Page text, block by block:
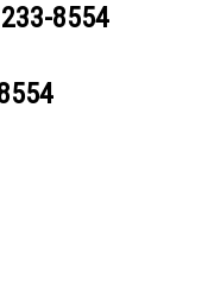
233-8554